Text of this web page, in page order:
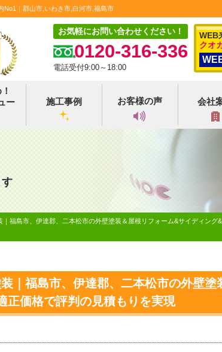
No1｜郡山市,いわき市,白河市,福島市
お気軽にお問い合わせください！
0120-316-336
電話受付9:00～18:00
WEB
クオ
ー
施工事例 お客様の声 会社
福島市、伊達郡、二本松市の外壁塗装＆屋根リフォーム&サイディング
｜福島市、伊達郡、二本松市の外壁塗
正価格で評判の見積もりを実現